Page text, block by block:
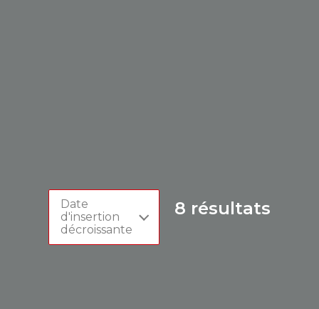
Date
d'insertion
décroissante
8 résultats